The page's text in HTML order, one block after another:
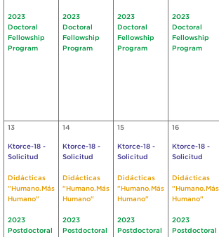
2023
Doctoral
Fellowship
Program
2023
Doctoral
Fellowship
Program
2023
Doctoral
Fellowship
Program
2023
Doctoral
Fellowship
Program
13
Ktorce-18 -
Solicitud
Didácticas
"Humano.Más
Humano"
2023
Postdoctoral
14
Ktorce-18 -
Solicitud
Didácticas
"Humano.Más
Humano"
2023
Postdoctoral
15
Ktorce-18 -
Solicitud
Didácticas
"Humano.Más
Humano"
2023
Postdoctoral
16
Ktorce-18 -
Solicitud
Didácticas
"Humano.Más
Humano"
2023
Postdoctoral